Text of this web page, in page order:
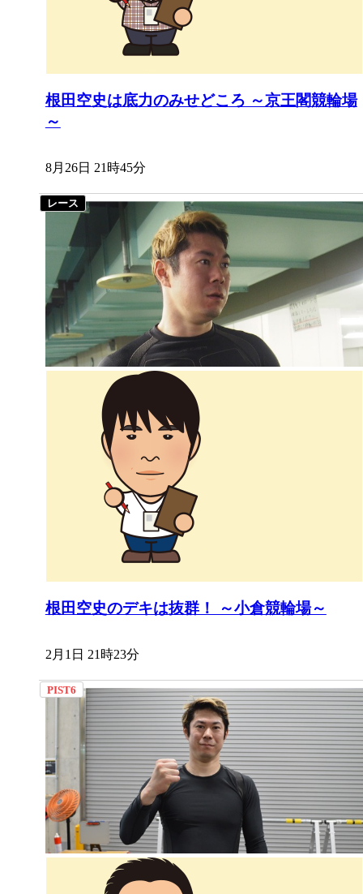
根田空史は底力のみせどころ ～京王閣競輪場
～
8月26日 21時45分
根田空史のデキは抜群！ ～小倉競輪場～
2月1日 21時23分